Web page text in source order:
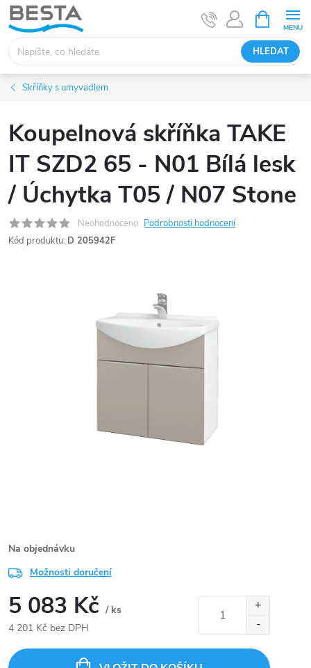
Přejít
na
obsah
HLEDAT
NÁKUPNÍ
KOŠÍK
Skříňky s umyvadlem
Koupelnová skříňka TAKE
IT SZD2 65 - N01 Bílá lesk
/ Úchytka T05 / N07 Stone
Neohodnoceno Podrobnosti hodnocení
Kód produktu: D 205942F
Na objednávku
Možnosti doručení
5 083 Kč / ks
4 201 Kč bez DPH
cena: